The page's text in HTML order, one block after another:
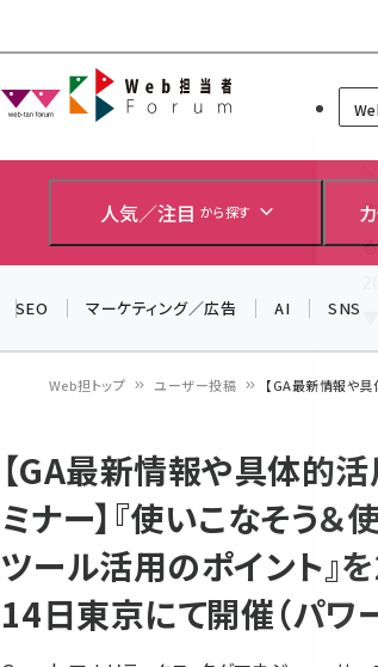
Web担当者
人気／注目 から探す
SEO マーケティング／広告 AI SNS
ン
く
ず
Web担トップ ユーザー投稿 【GA最新情報や
【GA最新情報や具体的
ミナー】『使いこなそう
ツール活用のポイント』
14日東京にて開催（パワ
＼
▼